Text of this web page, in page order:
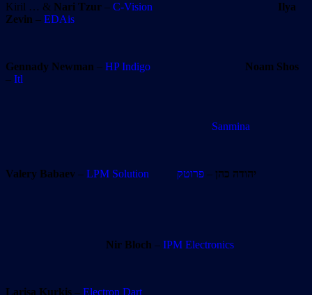
Kiril … & Nari Tzur – C-Vision
Ilya
Zevin – EDAis
Gennady Newman – HP Indigo
Noam Shos
– Itl
Sanmina
Valery Babaev – LPM Solution יהודה כהן – פרוטק
Nir Bloch – IPM Electronics
Larisa Kurkis – Electron Dart